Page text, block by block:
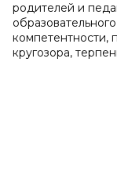
родителей и
компетентности,
кругозора,